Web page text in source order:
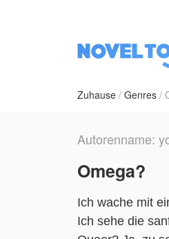
Zuhause Genres
Autorenname:
Omega?
Ich wache mit
Ich sehe die